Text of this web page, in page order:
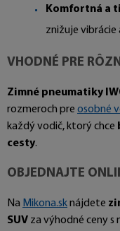
Komfortná a
znižuje vibrácie
VHODNÉ PRE
Zimné pneumatiky
rozmeroch pre osobné
každý vodič, ktorý chce
cesty.
OBJEDNAJTE
Na Mikona.sknájdete
SUV za výhodné ceny